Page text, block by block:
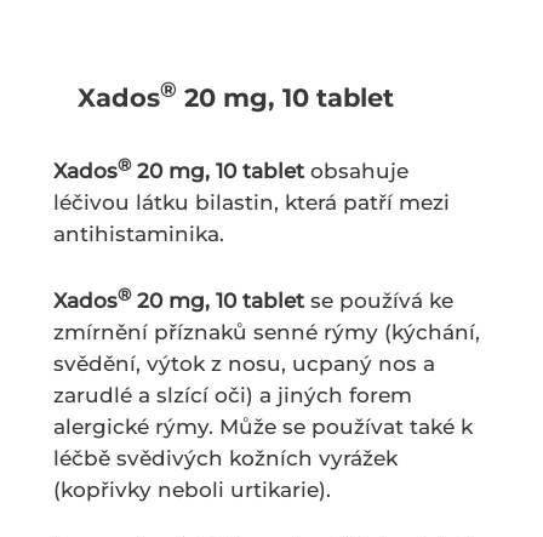
Xados® 20 mg, 10 tablet
Xados®20 mg, 10 tablet obsahuje
léčivou látku bilastin, která patří mezi
antihistaminika.
Xados®20 mg, 10 tabletse používá ke
zmírnění příznaků senné rýmy (kýchání,
svědění, výtok z nosu, ucpaný nos a
zarudlé a slzící oči) a jiných forem
alergické rýmy. Může se používat také k
léčbě svědivých kožních vyrážek
(kopřivky neboli urtikarie).